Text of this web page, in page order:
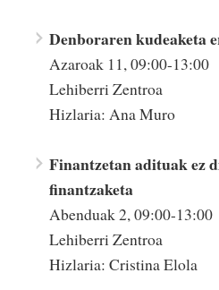
Denboraren kudeaketa
Azaroak 11, 09:00-13:00
Lehiberri Zentroa
Hizlaria: Ana Muro
Finantzetan adituak ez
finantzaketa
Abenduak 2, 09:00-13:00
Lehiberri Zentroa
Hizlaria: Cristina Elola